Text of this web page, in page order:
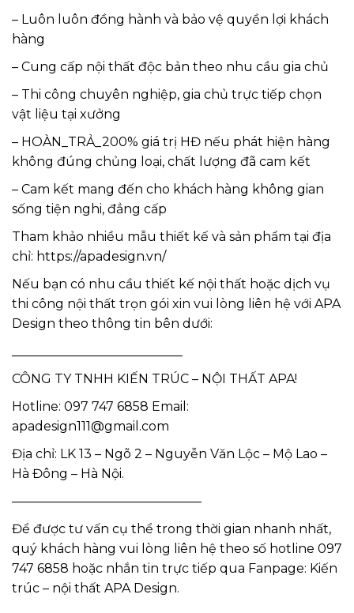
– Luôn luôn đồng hành và bảo vệ quyền lợi khách
hàng
– Cung cấp nội thất độc bản theo nhu cầu gia chủ
– Thi công chuyên nghiệp, gia chủ trực tiếp chọn
vật liệu tại xưởng
– HOÀN_TRẢ_200% giá trị HĐ nếu phát hiện hàng
không đúng chủng loại, chất lượng đã cam kết
– Cam kết mang đến cho khách hàng không gian
sống tiện nghi, đẳng cấp
Tham khảo nhiều mẫu thiết kế và sản phẩm tại địa
chỉ: https://apadesign.vn/
Nếu bạn có nhu cầu thiết kế nội thất hoặc dịch vụ
thi công nội thất trọn gói xin vui lòng liên hệ với APA
Design theo thông tin bên dưới:
CÔNG TY TNHH KIẾN TRÚC – NỘI THẤT APA!
Hotline: 097 747 6858 Email:
apadesign111@gmail.com
Địa chỉ: LK 13 – Ngõ 2 – Nguyễn Văn Lộc – Mộ Lao –
Hà Đông – Hà Nội.
———————————————
Để được tư vấn cụ thể trong thời gian nhanh nhất,
quý khách hàng vui lòng liên hệ theo số hotline 097
747 6858 hoặc nhắn tin trực tiếp qua Fanpage: Kiến
trúc – nội thất APA Design.